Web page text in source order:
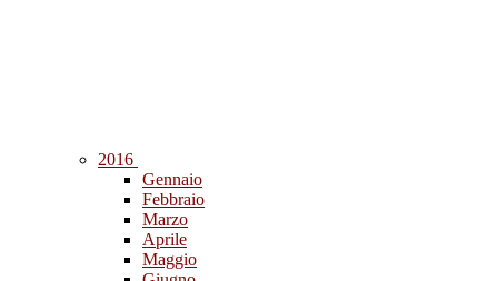
2016
Gennaio
Febbraio
Marzo
Aprile
Maggio